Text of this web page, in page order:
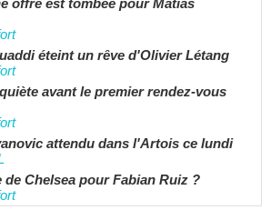
offre est tombée pour Matias
éteint un rêve d'Olivier Létang
avant le premier rendez-vous
attendu dans l'Artois ce lundi
Chelsea pour Fabian Ruiz ?